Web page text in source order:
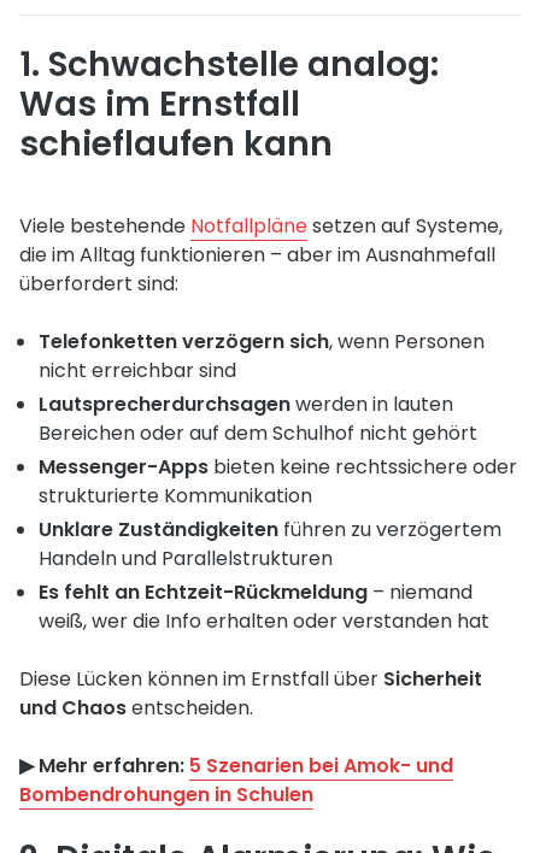
1. Schwachstelle analog:
Was im Ernstfall
schieflaufen kann
Viele bestehende Notfallplänesetzen auf Systeme,
die im Alltag funktionieren – aber im Ausnahmefall
überfordert sind:
Telefonketten verzögern sich, wenn Personen
nicht erreichbar sind
Lautsprecherdurchsagenwerden in lauten
Bereichen oder auf dem Schulhof nicht gehört
Messenger-Apps bieten keine rechtssichere oder
strukturierte Kommunikation
Unklare Zuständigkeiten führen zu verzögertem
Handeln und Parallelstrukturen
Es fehlt an Echtzeit-Rückmeldung – niemand
weiß, wer die Info erhalten oder verstanden hat
Diese Lücken können im Ernstfall über Sicherheit
und Chaosentscheiden.
▶︎ Mehr erfahren: 5 Szenarien bei Amok- und
Bombendrohungen in Schulen